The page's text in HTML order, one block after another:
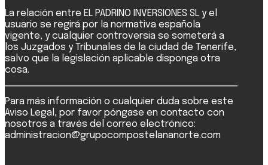
La relación entre EL PADRINO INVERSIONES SL y el
usuario se regirá por la normativa española
vigente, y cualquier controversia se someterá a
los Juzgados y Tribunales de la ciudad de Tenerife,
salvo que la legislación aplicable disponga otra
cosa.
Para más información o cualquier duda sobre este
Aviso Legal, por favor póngase en contacto con
nosotros a través del correo electrónico:
administracion@grupocompostelananorte.com